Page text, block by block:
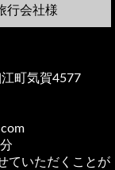
行会社様
町気賀4577
ていただくことが